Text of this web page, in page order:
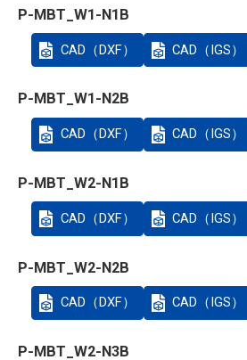
P-MBT_W1-N1B
CAD（DXF） CAD（IGS）
P-MBT_W1-N2B
CAD（DXF） CAD（IGS）
P-MBT_W2-N1B
CAD（DXF） CAD（IGS）
P-MBT_W2-N2B
CAD（DXF） CAD（IGS）
P-MBT_W2-N3B